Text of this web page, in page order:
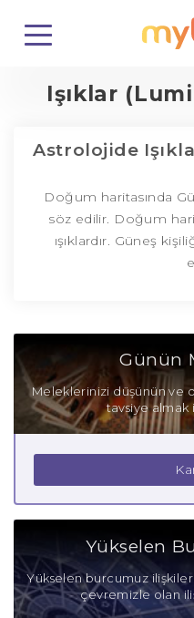
Işıklar
Astrolojide
Doğum haritasında
söz edilir. Doğum
ışıklardır. Güneş
Günün
Meleklerinizi düşünün ve
tavsiye almak
Yükselen
Yükselen burcumuz
çevremizle olan